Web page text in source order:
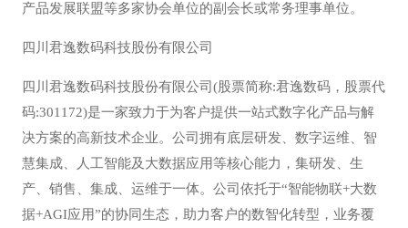
产品发展联盟等多家协会单位的副会长或常务理事单位。
四川君逸数码科技股份有限公司
四川君逸数码科技股份有限公司(股票简称:君逸数码，股票代
码:301172)是一家致力于为客户提供一站式数字化产品与解
决方案的高新技术企业。公司拥有底层研发、数字运维、智
慧集成、人工智能及大数据应用等核心能力，集研发、生
产、销售、集成、运维于一体。公司依托于“智能物联+大数
据+AGI应用”的协同生态，助力客户的数智化转型，业务覆